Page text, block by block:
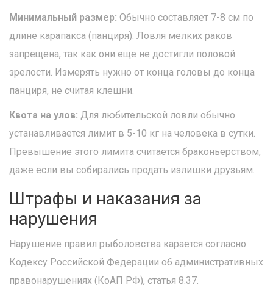
Минимальный размер: Обычно составляет 7-8 см по
длине карапакса (панциря). Ловля мелких раков
запрещена, так как они еще не достигли половой
зрелости. Измерять нужно от конца головы до конца
панциря, не считая клешни.
Квота на улов: Для любительской ловли обычно
устанавливается лимит в 5-10 кг на человека в сутки.
Превышение этого лимита считается браконьерством,
даже если вы собирались продать излишки друзьям.
Штрафы и наказания за
нарушения
Нарушение правил рыболовства карается согласно
Кодексу Российской Федерации об административных
правонарушениях (КоАП РФ), статья 8.37.